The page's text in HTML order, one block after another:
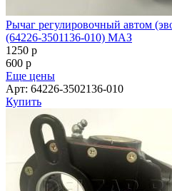
Рычаг регулировочный автом
(64226-3501136-010) МАЗ
1250 p
600 p
Еще цены
Арт: 64226-3502136-010
Купить